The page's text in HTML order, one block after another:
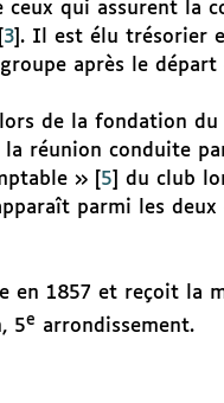
ceux qui assurent la
3] . Il est élu trésorier
après le départ
de la fondation
la réunion conduite
»[ 5
du club
parmi les
en 1857 et reçoit la
5e arrondissement.